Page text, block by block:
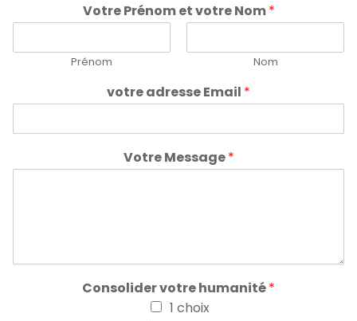
Votre Prénom et votre Nom*
Prénom Nom
votre adresse Email *
Votre Message*
Consolider votre humanité*
1 choix